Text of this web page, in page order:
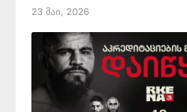
23 Მაი, 2026